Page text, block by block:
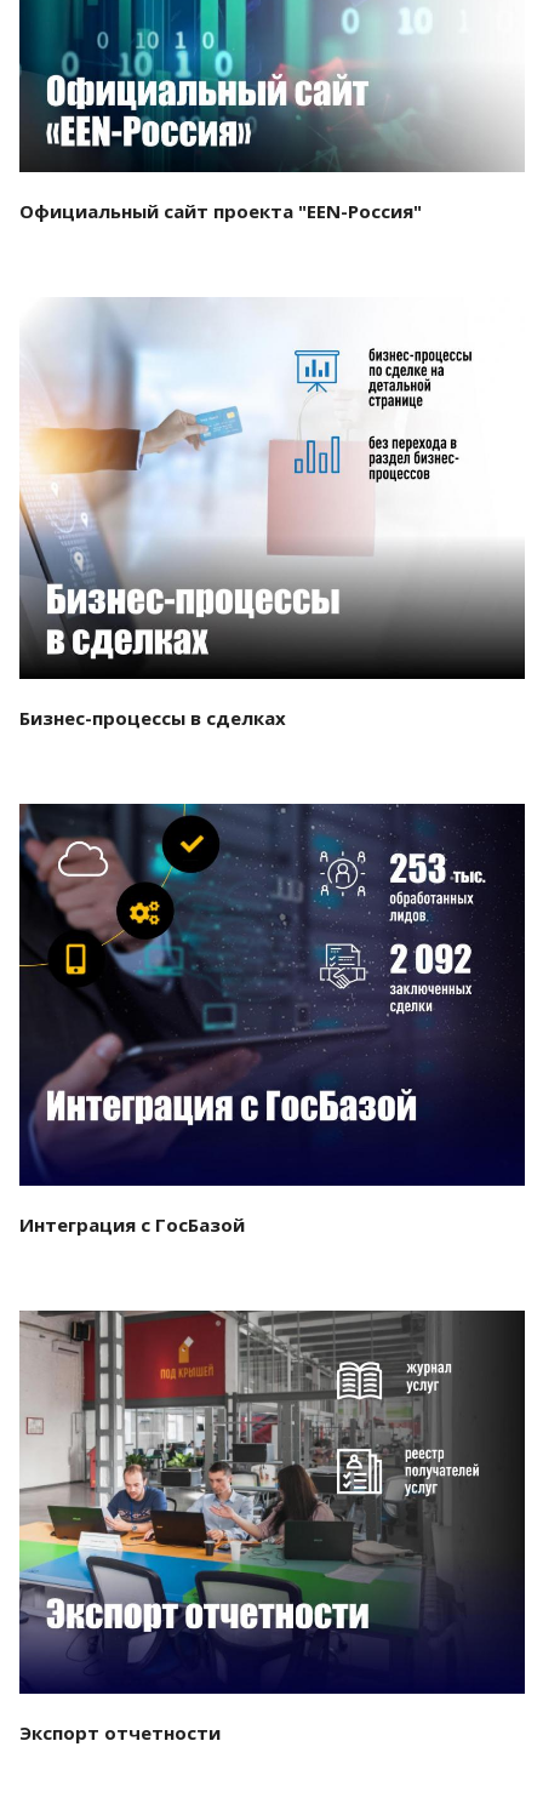
Официальный сайт проекта "EEN-Россия"
Бизнес-процессы в сделках
Смотреть проект
Интеграция с ГосБазой
Смотреть проект
Экспорт отчетности